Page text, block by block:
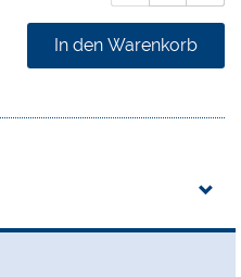
In den Warenkorb